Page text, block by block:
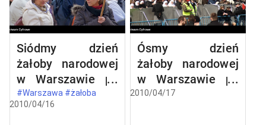
Siódmy dzień
żałoby narodowej
w Warszawie po
katastrofie
lotniczej w
#Warszawa #żałoba
2010/04/16
Ósmy dzień
żałoby narodowej
w Warszawie po
katastrofie
2010/04/17